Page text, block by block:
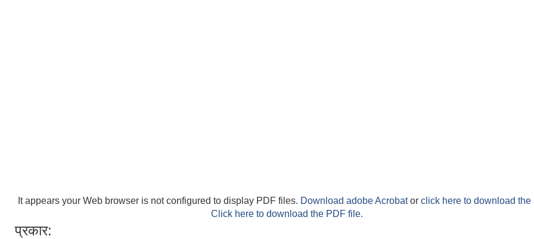
It appears your Web browser is not configured to display PDF files. Download adobe Acrobator click here to download the
Click here to download the PDF file.
प्रकार: